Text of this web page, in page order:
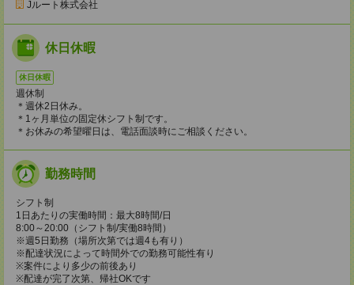
Jルート株式会社
休日休暇
休日休暇
週休制
＊週休2日休み。
＊1ヶ月単位の固定休シフト制です。
＊お休みの希望曜日は、電話面談時にご相談ください。
勤務時間
シフト制
1日あたりの実働時間：最大8時間/日
8:00～20:00（シフト制/実働8時間）
※週5日勤務（場所次第では週4も有り）
※配達状況によって時間外での勤務可能性有り
※案件により多少の前後あり
※配達が完了次第、帰社OKです